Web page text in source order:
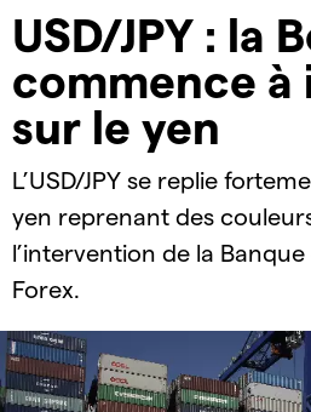
USD/JPY : la
commence
sur le yen
L’USD/JPY se replie
yen reprenant des
l’intervention de la
Forex.